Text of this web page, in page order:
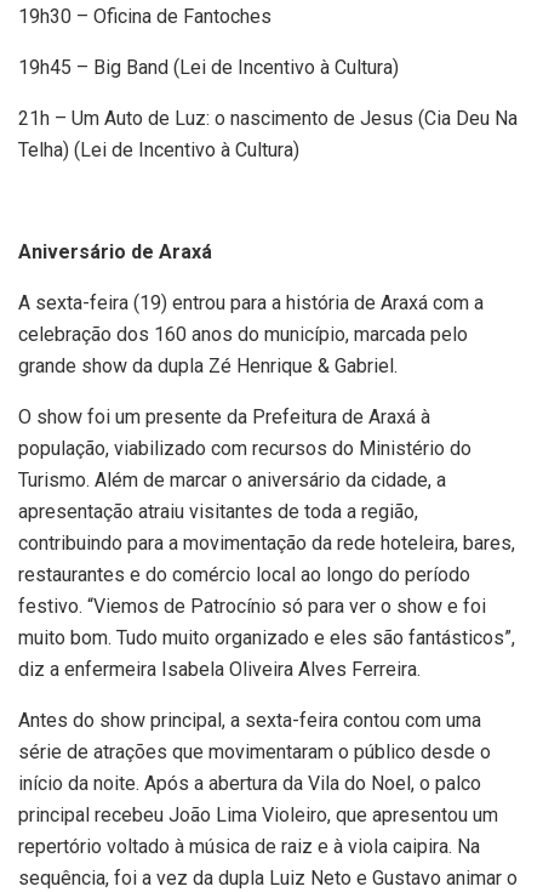
19h30 – Oficina de Fantoches
19h45 – Big Band (Lei de Incentivo à Cultura)
21h – Um Auto de Luz: o nascimento de Jesus (Cia Deu Na
Telha) (Lei de Incentivo à Cultura)
Aniversário de Araxá
A sexta-feira (19) entrou para a história de Araxá com a
celebração dos 160 anos do município, marcada pelo
grande show da dupla Zé Henrique & Gabriel.
O show foi um presente da Prefeitura de Araxá à
população, viabilizado com recursos do Ministério do
Turismo. Além de marcar o aniversário da cidade, a
apresentação atraiu visitantes de toda a região,
contribuindo para a movimentação da rede hoteleira, bares,
restaurantes e do comércio local ao longo do período
festivo. “Viemos de Patrocínio só para ver o show e foi
muito bom. Tudo muito organizado e eles são fantásticos”,
diz a enfermeira Isabela Oliveira Alves Ferreira.
Antes do show principal, a sexta-feira contou com uma
série de atrações que movimentaram o público desde o
início da noite. Após a abertura da Vila do Noel, o palco
principal recebeu João Lima Violeiro, que apresentou um
repertório voltado à música de raiz e à viola caipira. Na
sequência, foi a vez da dupla Luiz Neto e Gustavo animar o